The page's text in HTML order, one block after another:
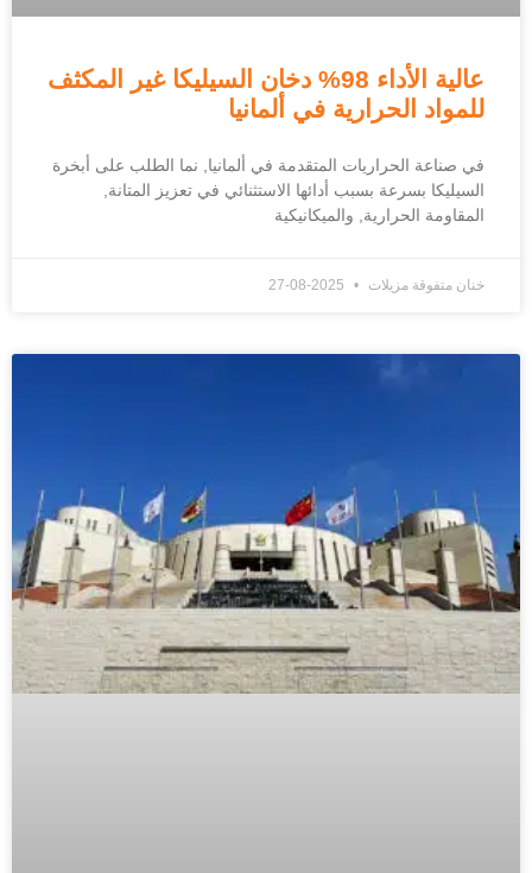
عالية الأداء 98% دخان السيليكا غير المكثف
للمواد الحرارية في ألمانيا
في صناعة الحراريات المتقدمة في ألمانيا, نما الطلب على أبخرة
السيليكا بسرعة بسبب أدائها الاستثنائي في تعزيز المتانة,
المقاومة الحرارية, والميكانيكية
خنان متفوقة مزيلات